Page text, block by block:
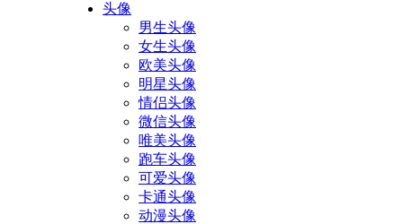
头像
男生头像
女生头像
欧美头像
明星头像
情侣头像
微信头像
唯美头像
跑车头像
可爱头像
卡通头像
动漫头像